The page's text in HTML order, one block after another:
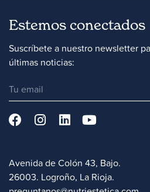
Estemos conectados
Suscríbete a nuestro newsletter
últimas noticias:
Avenida de Colón 43, Bajo.
26003. Logroño, La Rioja.